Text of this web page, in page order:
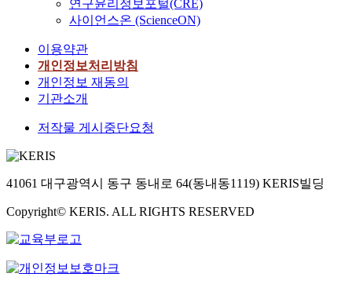
연구윤리정보포털(CRE)
사이언스온 (ScienceON)
이용약관
개인정보처리방침
개인정보 재동의
기관소개
저작물 게시중단요청
41061 대구광역시 동구 동내로 64(동내동1119) KERIS빌딩
Copyright© KERIS. ALL RIGHTS RESERVED